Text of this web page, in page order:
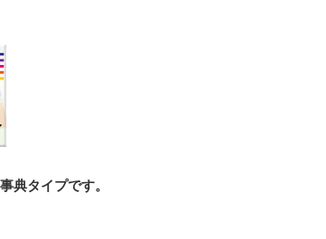
典タイプです。